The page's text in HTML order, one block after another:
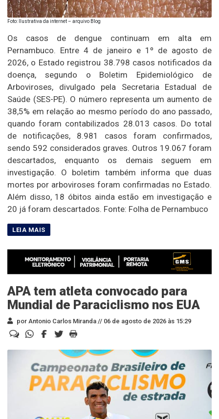
Foto: Ilustrativa da internet – arquivo Blog
Os casos de dengue continuam em alta em
Pernambuco. Entre 4 de janeiro e 1º de agosto de
2026, o Estado registrou 38.798 casos notificados da
doença, segundo o Boletim Epidemiológico de
Arboviroses, divulgado pela Secretaria Estadual de
Saúde (SES-PE). O número representa um aumento de
38,5% em relação ao mesmo período do ano passado,
quando foram contabilizados 28.013 casos. Do total
de notificações, 8.981 casos foram confirmados,
sendo 592 considerados graves. Outros 19.067 foram
descartados, enquanto os demais seguem em
investigação. O boletim também informa que duas
mortes por arboviroses foram confirmadas no Estado.
Além disso, 18 óbitos ainda estão em investigação e
20 já foram descartados. Fonte: Folha de Pernambuco
APA tem atleta convocado para
Mundial de Paraciclismo nos EUA
por Antonio Carlos Miranda // 06 de agosto de 2026 às 15:29